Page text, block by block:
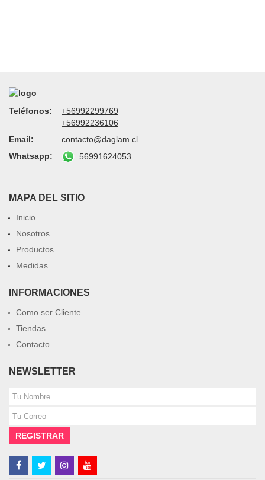
Teléfonos:
+56992299769
+56992236106
Email:
contacto@daglam.cl
Whatsapp:
56991624053
MAPA DEL SITIO
Inicio
Nosotros
Productos
Medidas
INFORMACIONES
Como ser Cliente
Tiendas
Contacto
NEWSLETTER
REGISTRAR